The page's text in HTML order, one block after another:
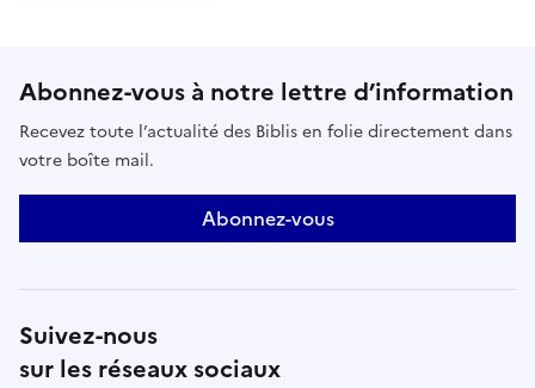
Abonnez-vous à notre lettre d’information
Recevez toute l’actualité des Biblis en folie directement dans
votre boîte mail.
Abonnez-vous
Suivez-nous
sur les réseaux sociaux